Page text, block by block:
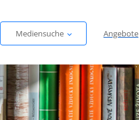
Mediensuche Angebote